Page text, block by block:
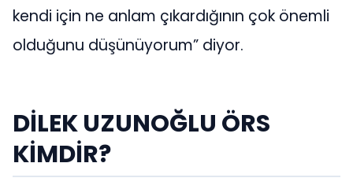
kendi için ne anlam çıkardığının çok önemli
olduğunu düşünüyorum” diyor.
DİLEK UZUNOĞLU ÖRS
KİMDİR?